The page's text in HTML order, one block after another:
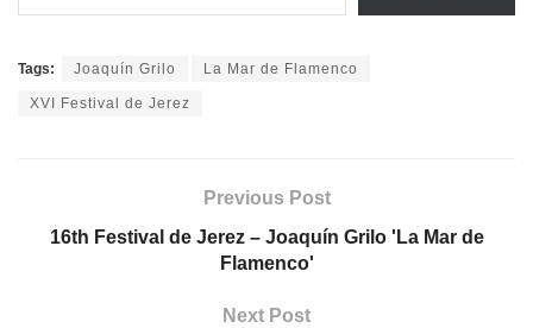
Tags: Joaquín Grilo La Mar de Flamenco
XVI Festival de Jerez
Previous Post
16th Festival de Jerez – Joaquín Grilo 'La Mar de
Flamenco'
Next Post